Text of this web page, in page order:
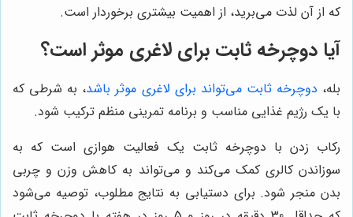
که از آن لذت می‌برید، از اهمیت بیشتری برخوردار است.
آیا دوچرخه ثابت برای لاغری موثر است؟
بله، دوچرخه ثابت می‌تواند برای لاغری موثر باشد، به شرطی که
با یک رژیم غذایی مناسب و برنامه تمرینی منظم ترکیب شود.
رکاب زدن با دوچرخه ثابت یک فعالیت هوازی است که به
سوزاندن کالری کمک می‌کند و می‌تواند به کاهش وزن و چربی
بدن منجر شود. برای دستیابی به نتایج مطلوب، توصیه می‌شود